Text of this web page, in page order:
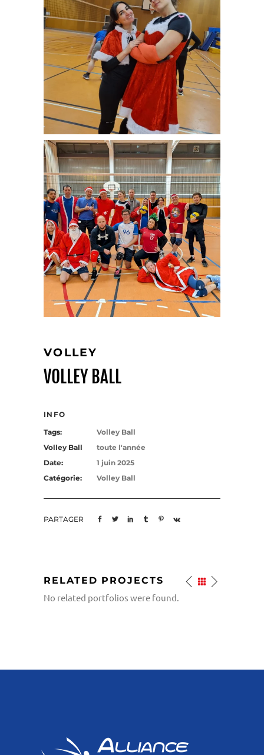
VOLLEY
VOLLEY BALL
INFO
Tags:
Volley Ball
Volley Ball
toute l'année
Date:
1 juin 2025
Catégorie:
Volley Ball
PARTAGER
RELATED PROJECTS
No related portfolios were found.